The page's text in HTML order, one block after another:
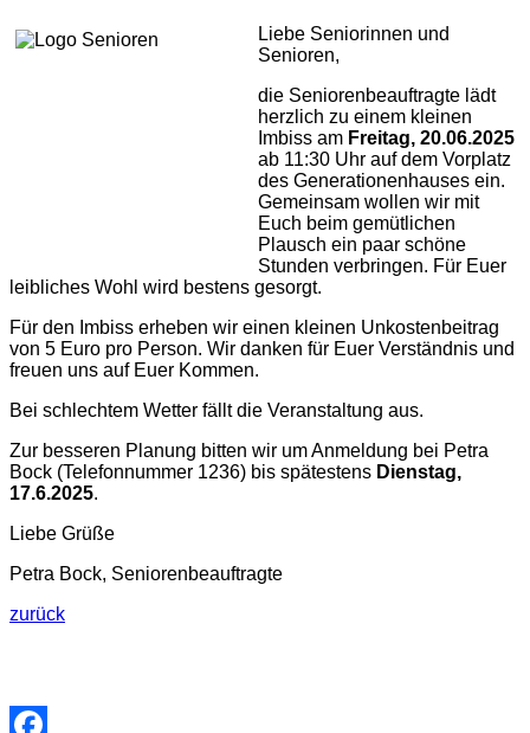
Liebe Seniorinnen und
Senioren,
die Seniorenbeauftragte lädt
herzlich zu einem kleinen
Imbiss am Freitag, 20.06.2025
ab 11:30 Uhr auf dem Vorplatz
des Generationenhauses ein.
Gemeinsam wollen wir mit
Euch beim gemütlichen
Plausch ein paar schöne
Stunden verbringen. Für Euer
leibliches Wohl wird bestens gesorgt.
Für den Imbiss erheben wir einen kleinen Unkostenbeitrag
von 5 Euro pro Person. Wir danken für Euer Verständnis und
freuen uns auf Euer Kommen.
Bei schlechtem Wetter fällt die Veranstaltung aus.
Zur besseren Planung bitten wir um Anmeldung bei Petra
Bock (Telefonnummer 1236) bis spätestens Dienstag,
17.6.2025.
Liebe Grüße
Petra Bock, Seniorenbeauftragte
zurück